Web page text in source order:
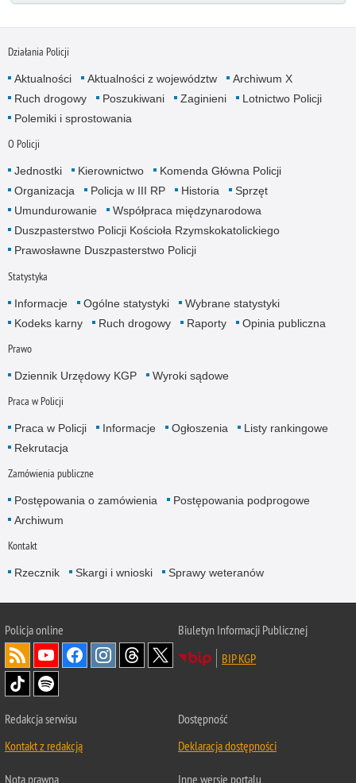
Działania Policji
Aktualności Aktualności z województw
Archiwum X
Ruch drogowy
Poszukiwani Zaginieni
Lotnictwo Policji
Polemiki i sprostowania
O Policji
Jednostki Kierownictwo
Komenda Główna Policji
Organizacja
Policja w III RP Historia
Sprzęt
Umundurowanie
Współpraca międzynarodowa
Duszpasterstwo Policji Kościoła Rzymskokatolickiego
Prawosławne Duszpasterstwo Policji
Statystyka
Informacje Ogólne statystyki
Wybrane statystyki
Kodeks karny
Ruch drogowy Raporty Opinia publiczna
Prawo
Dziennik Urzędowy KGP Wyroki sądowe
Praca w Policji
Praca w Policji Informacje Ogłoszenia
Listy rankingowe
Rekrutacja
Zamówienia publiczne
Postępowania o zamówienia
Postępowania podprogowe
Archiwum
Kontakt
Rzecznik Skargi i wnioski Sprawy weteranów
Policjaonline
Biuletyn Informacji Publicznej
BIP KGP
Redakcja serwisu
Kontakt z redakcją
Dostępność
Deklaracja dostępności
Nota prawna Inne wersje portalu